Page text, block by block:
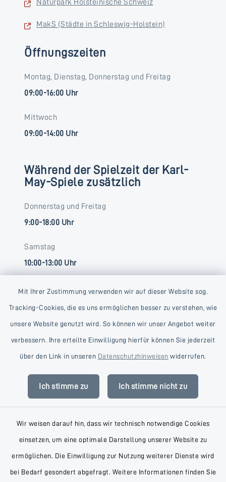
Mit Ihrer Zustimmung verwenden wir auf dieser Website sog.
Tracking-Cookies, die es uns ermöglichen besser zu verstehen, wie
unsere Website genutzt wird. So können wir unser Angebot weiter
verbessern. Ihre erteilte Einwilligung hierfür können Sie jederzeit
über den Link in unseren Datenschutzhinweisen widerrufen.
Ich stimme zu Ich stimme nicht zu
Wir weisen darauf hin, dass wir technisch notwendige Cookies
einsetzen, um eine optimale Darstellung unserer Website zu
ermöglichen. Die Einwilligung zur Nutzung weiterer Dienste wird
bei Bedarf gesondert abgefragt. Weitere Informationen finden Sie
Naturpark Holsteinische Schweiz
MakS (Städte in Schleswig-Holstein)
Öffnungszeiten
Montag, Dienstag, Donnerstag und Freitag
09:00-16:00 Uhr
Mittwoch
09:00-14:00 Uhr
Während der Spielzeit der Karl-
May-Spiele zusätzlich
Donnerstag und Freitag
9:00-18:00 Uhr
Samstag
10:00-13:00 Uhr
Kontakt
Datenschutz
Impressum
Sitemap